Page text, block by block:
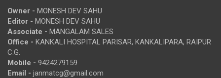
Owner - MONESH DEV SAHU
Editor - MONESH DEV SAHU
Associate - MANGALAM SALES
Office - KANKALI HOSPITAL PARISAR, KANKALIPARA, RAIPUR
C.G.
Mobile - 9424279159
Email - janmatcg@gmail.com